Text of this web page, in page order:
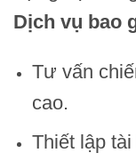
Dịch vụ bao
Tư vấn
cao.
Thiết lập